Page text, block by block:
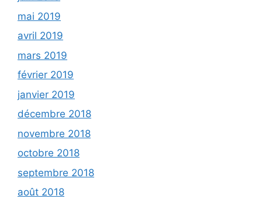
mai 2019
avril 2019
mars 2019
février 2019
janvier 2019
décembre 2018
novembre 2018
octobre 2018
septembre 2018
août 2018